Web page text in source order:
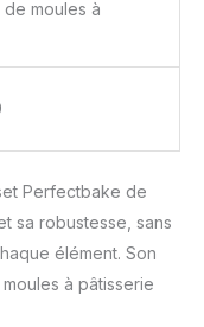
moules à
Perfectbake de
sa robustesse, sans
élément. Son
à pâtisserie